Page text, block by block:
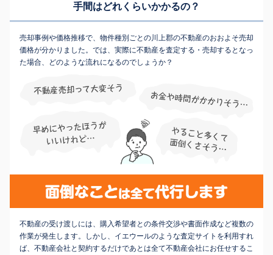
手間はどれくらいかかるの？
売却事例や価格推移で、物件種別ごとの川上郡の不動産のおおよそ売却
価格が分かりました。では、実際に不動産を査定する・売却するとなっ
た場合、どのような流れになるのでしょうか？
不動産の受け渡しには、購入希望者との条件交渉や書面作成など複数の
作業が発生します。しかし、イエウールのような査定サイトを利用すれ
ば、不動産会社と契約するだけであとは全て不動産会社にお任せするこ